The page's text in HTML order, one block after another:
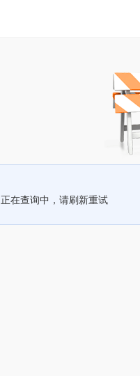
正在查询中，请刷新重试